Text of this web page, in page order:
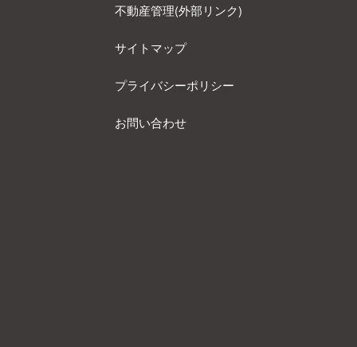
不動産管理(外部リンク)
サイトマップ
プライバシーポリシー
お問い合わせ